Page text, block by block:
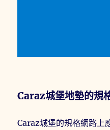
Caraz城堡地墊的規
Caraz城堡的規格網路上